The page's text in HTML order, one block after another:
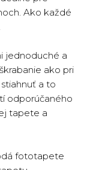
Ako každé
jednoduché a
ako pri
a to
odporúčaného
tapete a
fototapete